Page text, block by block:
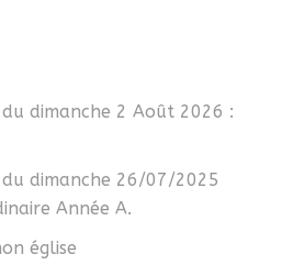
du dimanche 2 Août 2026 :
du dimanche 26/07/2025
Année A.
église